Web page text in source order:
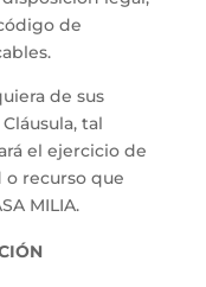
de
de sus
tal
el ejercicio de
recurso que
MILIA.